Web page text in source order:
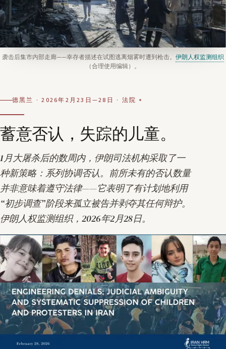
袭击后集市内部走廊——幸存者描述在试图逃离烟雾时遭到枪击。 伊朗人权监测组织
（合理使用编辑）。
德黑兰 · 2026年2月23日—28日 · 法院
蓄意否认，失踪的儿童。
1月大屠杀后的数周内，伊朗司法机构采取了一
种新策略： 系列协调否认。前所未有的否认数量
并非意味着遵守法律——它表明了有计划地利用
“初步调查”阶段来孤立被告并剥夺其任何辩护。
伊朗人权监测组织，2026年2月28日。